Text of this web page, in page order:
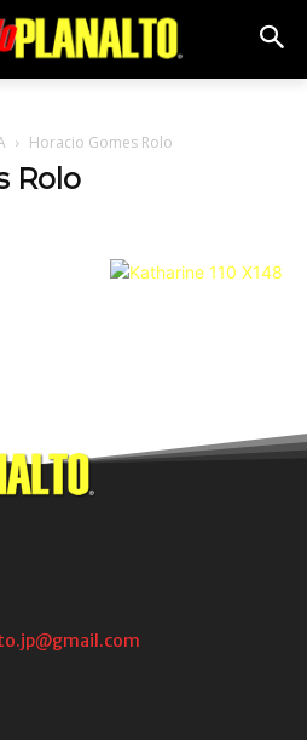
Horacio Gomes Rolo
Rolo